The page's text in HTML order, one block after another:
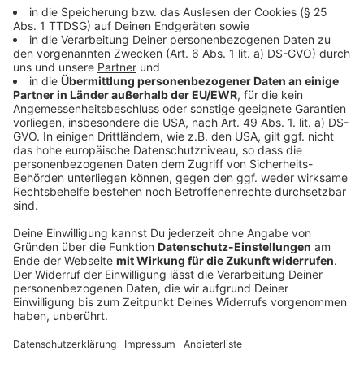
©picture alliance/dpa | Daniel Karmann
PFAS sind allgegenwärtig: Sie finden sich in
Gewässern, Böden, Lebensmitteln und sogar im
menschlichen Blut. Besonders problematisch ist ihre
Verbreitung über Kläranlagen und kontaminierte Böden
Anzeige
Krebs, Leber- und Nierenschäden: PFAS
unter Verdacht
Anzeige
Genau hier liegt das Gesundheitsrisiko: Einige PFAS-
Varianten stehen im Verdacht, Krebs auszulösen oder
gesundheitliches Fragezeichen, das die EU ernst